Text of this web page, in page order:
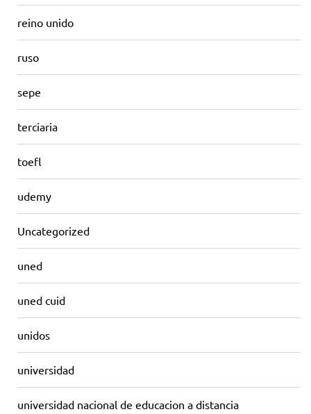
reino unido
ruso
sepe
terciaria
toefl
udemy
Uncategorized
uned
uned cuid
unidos
universidad
universidad nacional de educacion a distancia